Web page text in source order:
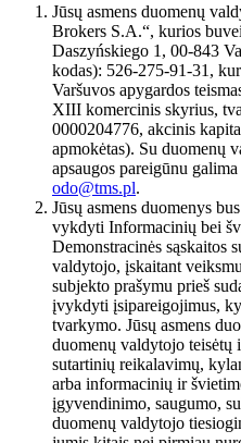
Jūsų asmens duomenų
Brokers S.A.“, kurios
Daszyńskiego 1, 00-843
kodas): 526-275-91-31,
Varšuvos apygardos
XIII komercinis skyrius,
0000204776, akcinis
apmokėtas). Su duomenų
apsaugos pareigūnu
odo@tms.pl.
Jūsų asmens duomenys
vykdyti Informacinių bei
Demonstracinės sąskaitos
valdytojo, įskaitant
subjekto prašymu prieš
įvykdyti įsipareigojimus,
tvarkymo. Jūsų asmens
duomenų valdytojo teisėtų
sutartinių reikalavimų,
arba informacinių ir
įgyvendinimo, saugumo,
duomenų valdytojo